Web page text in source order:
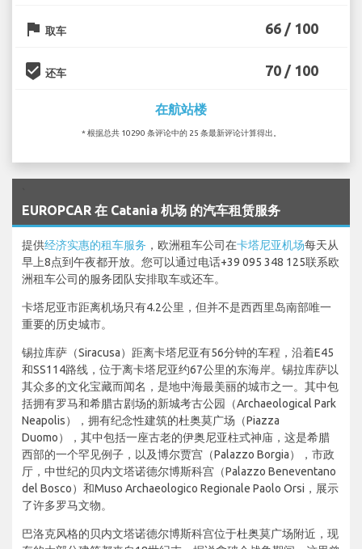
flag 取车 66 / 100
beenhere 还车 70 / 100
在航站楼
* 根据总共 10290 条评论中的 25 条最新评论计算得出。
EUROPCAR 在 Catania 机场 的汽车租赁服务
提供经济实惠的租车服务 ，欧洲租车公司在卡塔尼亚机场每天从
早上8点到午夜都开放。您可以通过电话+39 095 348 125联系欧
洲租车公司的服务团队安排取车或还车。
卡塔尼亚市距离机场只有4.2公里，但并不是西西里岛南部唯一
重要的历史城市。
锡拉库萨（Siracusa）距离卡塔尼亚有56分钟的车程，沿着E45
和SS114路线，位于离卡塔尼亚约67公里的东海岸。锡拉库萨以
其众多的文化宝藏而闻名，是地中海最美丽的城市之一。其中包
括拥有罗马和希腊古剧场的新城考古公园（Archaeological Park
Neapolis），拥有纪念性建筑的杜奥莫广场（Piazza
Duomo），其中包括一座古老的伊奥尼亚柱式神庙，这是希腊
西部的一个罕见例子，以及博尔贾宫（Palazzo Borgia），市政
厅，中世纪的贝内文塔诺德尔博斯科宫（Palazzo Beneventano
del Bosco）和Muso Archaeologico Regionale Paolo Orsi，展示
了许多罗马文物。
巴洛克风格的贝内文塔诺德尔博斯科宫位于杜奥莫广场附近，现